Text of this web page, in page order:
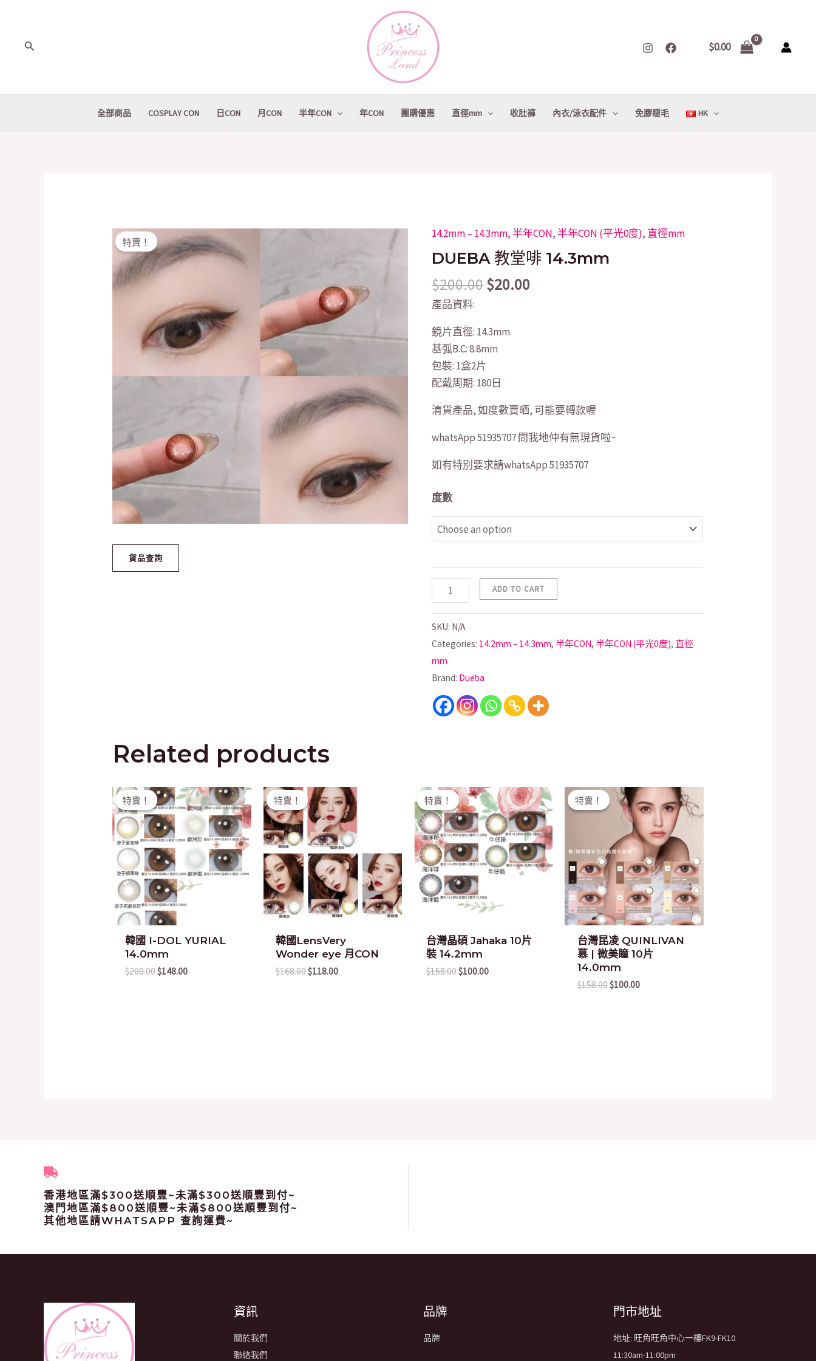
contentSearch $0.00
全部商品 COSPLAY CON 日CON 月CON 半年CON 年CON 團購優惠 直徑mm 收肚褲 內衣/泳衣配件 免膠睫毛 HK
特賣！
14.2mm – 14.3mm,半年CON,半年CON (平光0度), 直徑mm
DUEBA 教堂啡 14.3mm
$200.00
Original
price
was:
$200.00.
$20.00
Current
price
is:
$20.00.
產品資料:
鏡片直徑: 14.3mm
基弧B.C: 8.8mm
包裝: 1盒2片
配戴周期: 180日
清貨產品, 如度數賣晒, 可能要轉款喔
whatsApp 51935707 問我地仲有無現貨啦~
如有特別要求請whatsApp 51935707
度數
DUEBA
教
啡
14.3mm
ADD TO CART
SKU: N/A
Categories: 14.2mm – 14.3mm, 半年CON, 半年CON (平光0度), 直徑
mm
Brand: Dueba
Related products
特賣！
特賣！
韓國 I-DOL YURIAL
14.0mm
$200.00
Original
price
was:
$200.00.
$148.00
Current
price
is:
$148.00.
特賣！
特賣！
韓國LensVery
Wonder eye 月CON
$168.00
Original
price
was:
$168.00.
$118.00
Current
price
is:
$118.00.
特賣！
特賣！
台灣晶碩 Jahaka 10片
裝 14.2mm
$158.00
Original
price
was:
$158.00.
$100.00
Current
price
is:
$100.00.
特賣！
特賣！
台灣昆凌 QUINLIVAN
慕 | 微美瞳 10片
14.0mm
$158.00
Original
price
was:
$158.00.
$100.00
Current
price
is:
$100.00.
香港地區滿$300送順豐~未滿$300送順豐到付~
澳門地區滿$800送順豐~未滿$800送順豐到付~
其他地區請WHATSAPP 查詢運費~
資訊
關於我們
聯絡我們
品牌
品牌
​門市地址
地址: 旺角旺角中心一樓FK9-FK10
11:30am-11:00pm